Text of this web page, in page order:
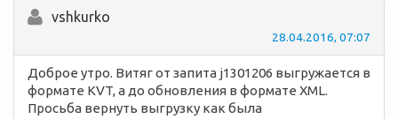
vshkurko
28.04.2016, 07:07
Доброе утро. Витяг от запита j1301206 выгружается в
формате KVT, а до обновления в формате XML.
Просьба вернуть выгрузку как была